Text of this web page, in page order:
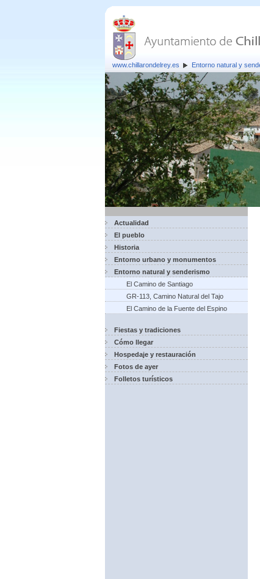
www.chillarondelrey.es Entorno natural y
Actualidad
El pueblo
Historia
Entorno urbano y monumentos
Entorno natural y senderismo
El Camino de Santiago
GR-113, Camino Natural del Tajo
El Camino de la Fuente del Espino
Fiestas y tradiciones
Cómo llegar
Hospedaje y restauración
Fotos de ayer
Folletos turísticos